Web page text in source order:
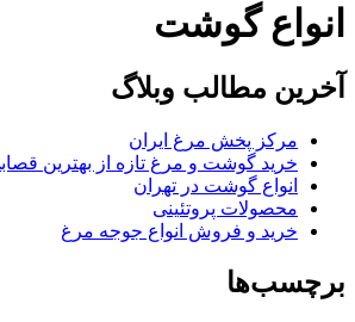
انواع گوشت
آخرین مطالب وبلاگ
مرکز پخش مرغ ایران
خرید گوشت و مرغ تازه از بهترین
انواع گوشت در تهران
محصولات پروتئینی
خرید و فروش انواع جوجه مرغ
برچسب‌ها